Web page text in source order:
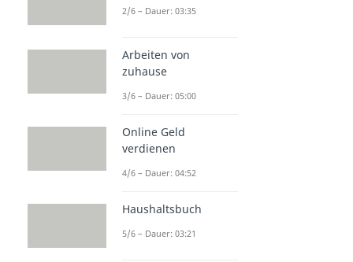
Dauer: 04:27
Dauer: 04:33
2/6 – Dauer: 03:35
Arbeiten von
zuhause
3/6 – Dauer: 05:00
Online Geld
verdienen
4/6 – Dauer: 04:52
Haushaltsbuch
5/6 – Dauer: 03:21